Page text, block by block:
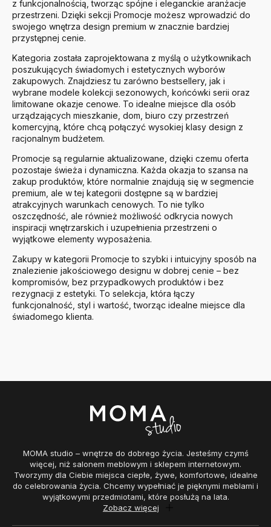
z funkcjonalnością, tworząc spójne i eleganckie aranżacje
przestrzeni. Dzięki sekcji Promocje możesz wprowadzić do
swojego wnętrza design premium w znacznie bardziej
przystępnej cenie.
Kategoria została zaprojektowana z myślą o użytkownikach
poszukujących świadomych i estetycznych wyborów
zakupowych. Znajdziesz tu zarówno bestsellery, jak i
wybrane modele kolekcji sezonowych, końcówki serii oraz
limitowane okazje cenowe. To idealne miejsce dla osób
urządzających mieszkanie, dom, biuro czy przestrzeń
komercyjną, które chcą połączyć wysokiej klasy design z
racjonalnym budżetem.
Promocje są regularnie aktualizowane, dzięki czemu oferta
pozostaje świeża i dynamiczna. Każda okazja to szansa na
zakup produktów, które normalnie znajdują się w segmencie
premium, ale w tej kategorii dostępne są w bardziej
atrakcyjnych warunkach cenowych. To nie tylko
oszczędność, ale również możliwość odkrycia nowych
inspiracji wnętrzarskich i uzupełnienia przestrzeni o
wyjątkowe elementy wyposażenia.
Zakupy w kategorii Promocje to szybki i intuicyjny sposób na
znalezienie jakościowego designu w dobrej cenie – bez
kompromisów, bez przypadkowych produktów i bez
rezygnacji z estetyki. To selekcja, która łączy
funkcjonalność, styl i wartość, tworząc idealne miejsce dla
świadomego klienta.
MOMA studio – wnętrze do dobrego życia. Jesteśmy czymś
więcej, niż salonem meblowym i sklepem internetowym.
Tworzymy dla Ciebie miejsca ciepłe, żywe, komfortowe, idealne
do celebrowania życia. Chcemy wypełniać je pięknymi meblami i
wyjątkowymi przedmiotami, które posłużą na lata.
Zobacz więcej